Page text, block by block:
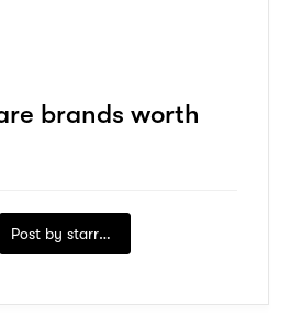
brands worth
Post by starry1989